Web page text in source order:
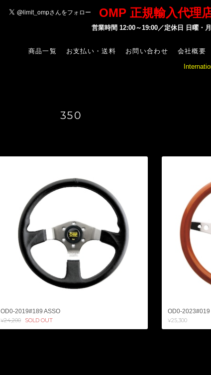
OMP 正規輸入代理
営業時間 12:00～19:00／定休日 日曜・
商品一覧 お支払い・送料 お問い合わせ 会社概要
350
OD0-2019#189 ASSO
¥24,200 SOLD OUT
OD0-
¥25,300